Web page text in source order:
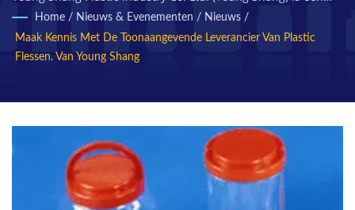
Leverancier Van Plastic
Flessen. Van Young Shang |
Gecertificeerde Plastic
Flessen & Fabrikant Van
Plastic Potten | Young
Shang Plastic Industry Co.,
professionele leverancier van plastic containers met 40 jaar
ervaring. | Young Shang Plastic is meer dan 50 jaar fabrikant
van Taiwan PET preforms en PET flessen.
Home / Nieuws & Evenementen / Nieuws /
Maak Kennis Met De Toonaangevende Leverancier Van Plastic
Flessen. Van Young Shang